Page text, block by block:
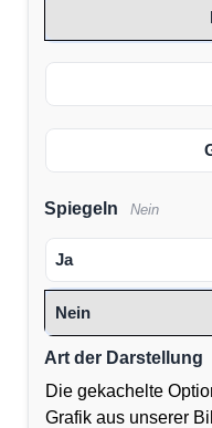
Spiegeln Nein
Ja
Nein
Art der Darstellung
Die gekachelte
Grafik aus unserer